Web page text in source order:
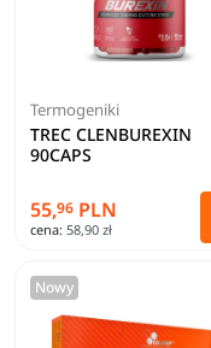
Termogeniki
TREC CLENBUREXIN
90CAPS
55,96 PLN
cena: 58,90 zł
Nowy